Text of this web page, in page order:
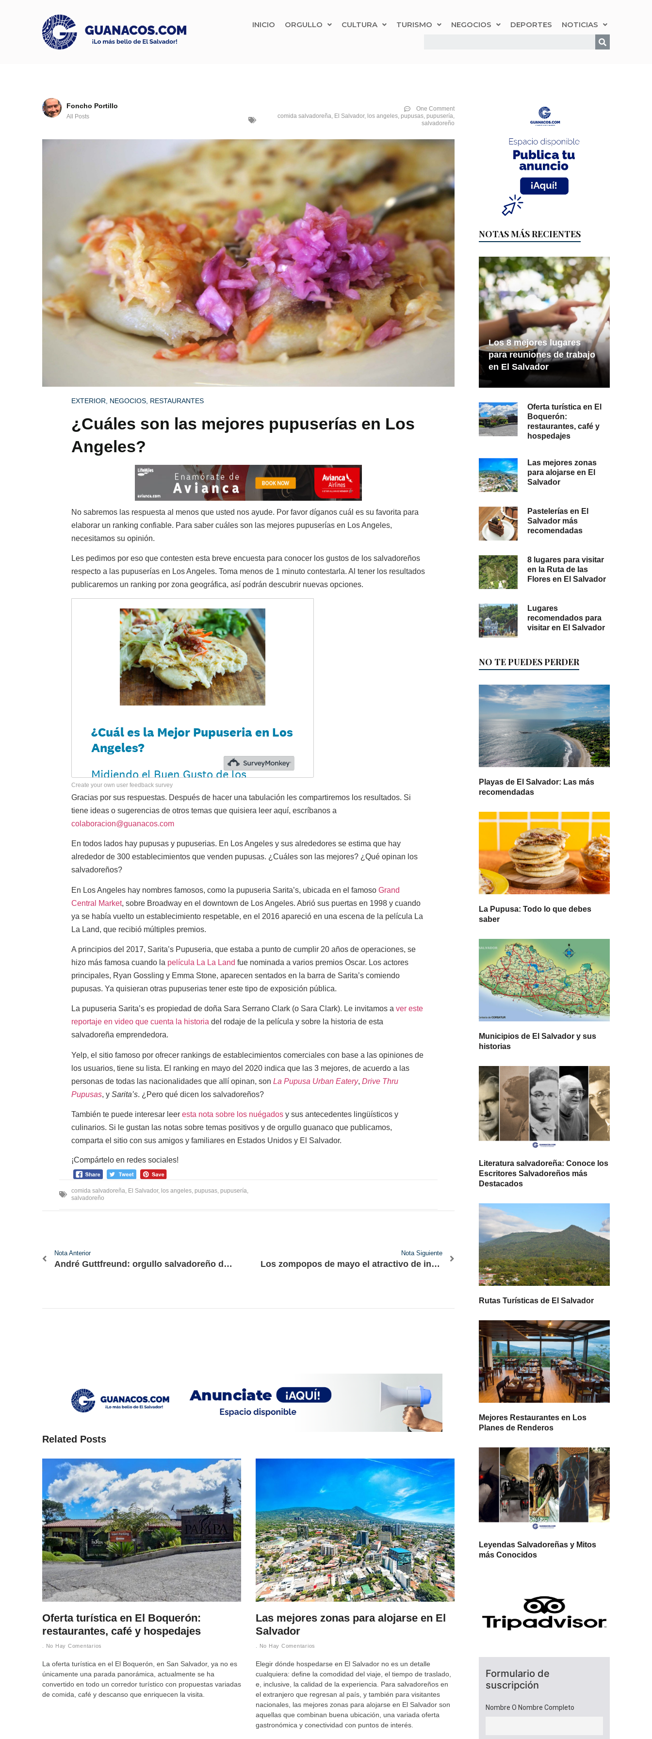
INICIO ORGULLO CULTURA TURISMO NEGOCIOS DEPORTES NOTICIAS
Foncho Portillo
All Posts
One Comment
comida salvadoreña, El Salvador, los angeles, pupusas, pupusería,
salvadoreño
EXTERIOR NEGOCIOS RESTAURANTES
¿Cuáles son las mejores pupuserías en Los
Angeles?
No sabremos las respuesta al menos que usted nos ayude. Por favor díganos cuál es su favorita para
elaborar un ranking confiable. Para saber cuáles son las mejores pupuserías en Los Angeles,
necesitamos su opinión.
Les pedimos por eso que contesten esta breve encuesta para conocer los gustos de los salvadoreños
respecto a las pupuserías en Los Angeles. Toma menos de 1 minuto contestarla. Al tener los resultados
publicaremos un ranking por zona geográfica, así podrán descubrir nuevas opciones.
Create your own user feedback survey
Gracias por sus respuestas. Después de hacer una tabulación les compartiremos los resultados. Si
tiene ideas o sugerencias de otros temas que quisiera leer aquí, escríbanos a
colaboracion@guanacos.com
En todos lados hay pupusas y pupuserias. En Los Angeles y sus alrededores se estima que hay
alrededor de 300 establecimientos que venden pupusas. ¿Cuáles son las mejores? ¿Qué opinan los
salvadoreños?
En Los Angeles hay nombres famosos, como la pupuseria Sarita’s, ubicada en el famoso Grand
Central Market, sobre Broadway en el downtown de Los Angeles. Abrió sus puertas en 1998 y cuando
ya se había vuelto un establecimiento respetable, en el 2016 apareció en una escena de la película La
La Land, que recibió múltiples premios.
A principios del 2017, Sarita’s Pupuseria, que estaba a punto de cumplir 20 años de operaciones, se
hizo más famosa cuando la película La La Land fue nominada a varios premios Oscar. Los actores
principales, Ryan Gossling y Emma Stone, aparecen sentados en la barra de Sarita’s comiendo
pupusas. Ya quisieran otras pupuserias tener este tipo de exposición pública.
La pupuseria Sarita’s es propiedad de doña Sara Serrano Clark (o Sara Clark). Le invitamos a ver este
reportaje en video que cuenta la historia del rodaje de la película y sobre la historia de esta
salvadoreña emprendedora.
Yelp, el sitio famoso por ofrecer rankings de establecimientos comerciales con base a las opiniones de
los usuarios, tiene su lista. El ranking en mayo del 2020 indica que las 3 mejores, de acuerdo a las
personas de todas las nacionalidades que allí opinan, son La Pupusa Urban Eatery, Drive Thru
Pupusas, y Sarita’s. ¿Pero qué dicen los salvadoreños?
También te puede interesar leer esta nota sobre los nuégados y sus antecedentes lingüísticos y
culinarios. Si le gustan las notas sobre temas positivos y de orgullo guanaco que publicamos,
comparta el sitio con sus amigos y familiares en Estados Unidos y El Salvador.
¡Compártelo en redes sociales!
comida salvadoreña El Salvador, los angeles pupusas pupusería
salvadoreño
Nota Anterior
André Guttfreund: orgullo salvadoreño del cine centroamericano
Nota Siguiente
Los zompopos de mayo el atractivo de invierno
Related Posts
Oferta turística en El Boquerón:
restaurantes, café y hospedajes
No Hay Comentarios
La oferta turística en el El Boquerón, en San Salvador, ya no es
únicamente una parada panorámica, actualmente se ha
convertido en todo un corredor turístico con propuestas variadas
de comida, café y descanso que enriquecen la visita.
Las mejores zonas para alojarse en El
Salvador
No Hay Comentarios
Elegir dónde hospedarse en El Salvador no es un detalle
cualquiera: define la comodidad del viaje, el tiempo de traslado,
e, inclusive, la calidad de la experiencia. Para salvadoreños en
el extranjero que regresan al país, y también para visitantes
nacionales, las mejores zonas para alojarse en El Salvador son
aquellas que combinan buena ubicación, una variada oferta
gastronómica y conectividad con puntos de interés.
NOTAS MÁS RECIENTES
Los 8 mejores lugares
para reuniones de trabajo
en El Salvador
Oferta turística en El
Boquerón:
restaurantes, café y
hospedajes
Las mejores zonas
para alojarse en El
Salvador
Pastelerías en El
Salvador más
recomendadas
8 lugares para visitar
en la Ruta de las
Flores en El Salvador
Lugares
recomendados para
visitar en El Salvador
NO TE PUEDES PERDER
Playas de El Salvador: Las más
recomendadas
La Pupusa: Todo lo que debes
saber
Municipios de El Salvador y sus
historias
Literatura salvadoreña: Conoce los
Escritores Salvadoreños más
Destacados
Rutas Turísticas de El Salvador
Mejores Restaurantes en Los
Planes de Renderos
Leyendas Salvadoreñas y Mitos
más Conocidos
Formulario de
suscripción
Nombre O Nombre Completo